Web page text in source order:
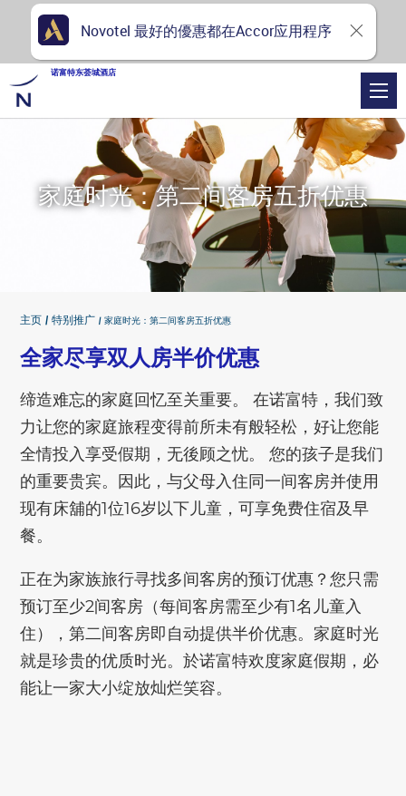
家庭时光：第二间客房五折优惠
主页 特别推广 家庭时光：第二间客房五折优惠
全家尽享双人房半价优惠
缔造难忘的家庭回忆至关重要。 在诺富特，我们致
力让您的家庭旅程变得前所未有般轻松，好让您能
全情投入享受假期，无後顾之忧。 您的孩子是我们
的重要贵宾。因此，与父母入住同一间客房并使用
现有床舖的1位16岁以下儿童，可享免费住宿及早
餐。
正在为家族旅行寻找多间客房的预订优惠？您只需
预订至少2间客房（每间客房需至少有1名儿童入
住），第二间客房即自动提供半价优惠。家庭时光
就是珍贵的优质时光。於诺富特欢度家庭假期，必
能让一家大小绽放灿烂笑容。
诺富特东荟城酒店
Novotel 最好的優惠都在Accor应用程序